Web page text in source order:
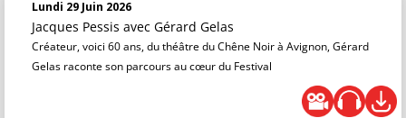
Lundi 29 Juin 2026
Jacques Pessis avec Gérard Gelas
Créateur, voici 60 ans, du théâtre du Chêne Noir à Avignon, Gérard
Gelas raconte son parcours au cœur du Festival